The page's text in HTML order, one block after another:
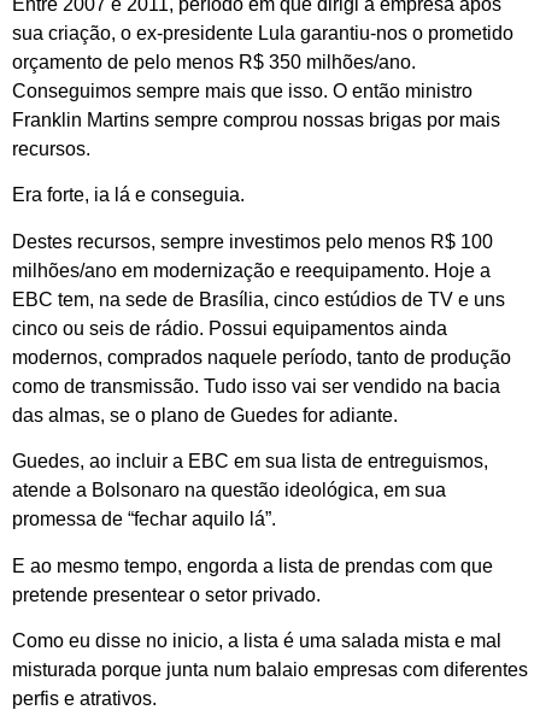
Entre 2007 e 2011, período em que dirigi a empresa após
sua criação, o ex-presidente Lula garantiu-nos o prometido
orçamento de pelo menos R$ 350 milhões/ano.
Conseguimos sempre mais que isso. O então ministro
Franklin Martins sempre comprou nossas brigas por mais
recursos.
Era forte, ia lá e conseguia.
Destes recursos, sempre investimos pelo menos R$ 100
milhões/ano em modernização e reequipamento. Hoje a
EBC tem, na sede de Brasília, cinco estúdios de TV e uns
cinco ou seis de rádio. Possui equipamentos ainda
modernos, comprados naquele período, tanto de produção
como de transmissão. Tudo isso vai ser vendido na bacia
das almas, se o plano de Guedes for adiante.
Guedes, ao incluir a EBC em sua lista de entreguismos,
atende a Bolsonaro na questão ideológica, em sua
promessa de “fechar aquilo lá”.
E ao mesmo tempo, engorda a lista de prendas com que
pretende presentear o setor privado.
Como eu disse no inicio, a lista é uma salada mista e mal
misturada porque junta num balaio empresas com diferentes
perfis e atrativos.